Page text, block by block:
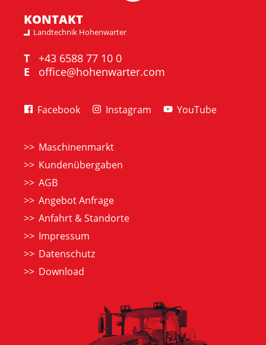
KONTAKT
Landtechnik Hohenwarter
T
+43 6588 77 10 0
E
office@hohenwarter.com
Facebook Instagram YouTube
Maschinenmarkt
Kundenübergaben
AGB
Angebot Anfrage
Anfahrt & Standorte
Impressum
Datenschutz
Download